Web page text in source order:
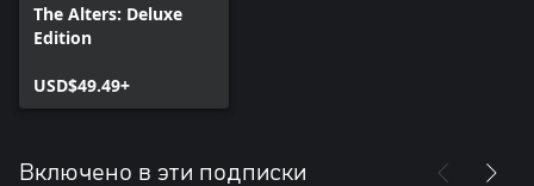
The Alters: Deluxe
Edition
USD$49.49+
Включено в эти подписки